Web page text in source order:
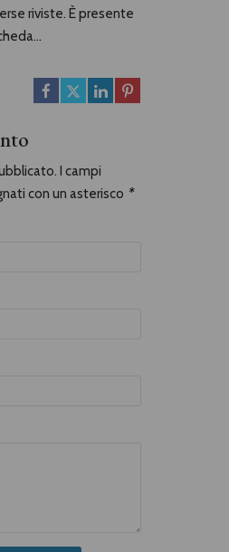
riviste. È presente
I campi
con un asterisco *